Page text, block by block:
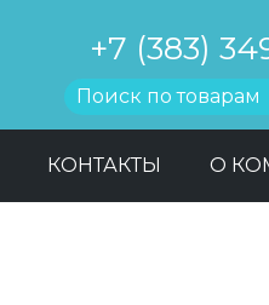
+7 (383)
КОНТАКТЫ О